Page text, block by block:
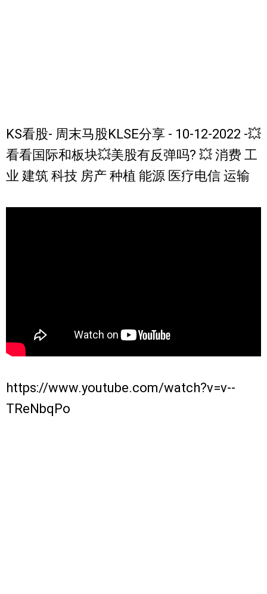
KS看股- 周末马股KLSE分享 - 10-12-2022 -💥
看看国际和板块💥美股有反弹吗? 💥 消费 工
业 建筑 科技 房产 种植 能源 医疗电信 运输
https://www.youtube.com/watch?v=v--
TReNbqPo